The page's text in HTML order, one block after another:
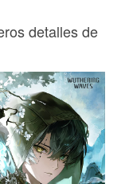
detalles de